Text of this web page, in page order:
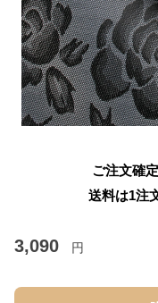
ご注文確
送料は1注
3,090 円